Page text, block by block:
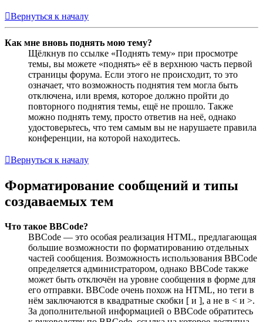
Вернуться к началу
Как мне вновь поднять мою тему?
Щёлкнув по ссылке «Поднять тему» при просмотре
темы, вы можете «поднять» её в верхнюю часть первой
страницы форума. Если этого не происходит, то это
означает, что возможность поднятия тем могла быть
отключена, или время, которое должно пройти до
повторного поднятия темы, ещё не прошло. Также
можно поднять тему, просто ответив на неё, однако
удостоверьтесь, что тем самым вы не нарушаете правила
конференции, на которой находитесь.
Вернуться к началу
Форматирование сообщений и типы
создаваемых тем
Что такое BBCode?
BBCode — это особая реализация HTML, предлагающая
большие возможности по форматированию отдельных
частей сообщения. Возможность использования BBCode
определяется администратором, однако BBCode также
может быть отключён на уровне сообщения в форме для
его отправки. BBCode очень похож на HTML, но теги в
нём заключаются в квадратные скобки [ и ], а не в < и >.
За дополнительной информацией о BBCode обратитесь